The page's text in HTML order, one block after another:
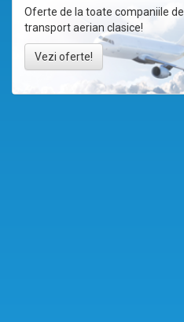
Oferte de la toate companiile de
transport aerian clasice!
Vezi oferte!